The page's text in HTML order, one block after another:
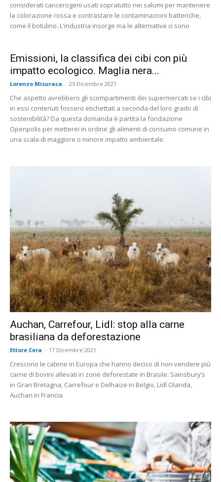
considerati cancerogeni usati sopratutto nei salumi per mantenere
la colorazione rossa e contrastare le contaminazioni batteriche,
come il botulino. L'industria insorge ma le alternative ci sono
Emissioni, la classifica dei cibi con più
impatto ecologico. Maglia nera...
Lorenzo Misuraca - 25 Dicembre 2021
Che aspetto avrebbero gli scompartimenti dei supermercati se i cibi
in essi contenuti fossero etichettati a seconda del loro grado di
sostenibilità? Da questa domanda è partita la fondazione
Openpolis per metterei in ordine gli alimenti di consumo comune in
una scala di maggiore o minore impatto ambientale.
Auchan, Carrefour, Lidl: stop alla carne
brasiliana da deforestazione
Ettore Cera - 17 Dicembre 2021
Crescono le catene in Europa che hanno deciso di non vendere più
carne di bovini allevati in zone deforestate in Brasile: Sainsbury’s
in Gran Bretagna, Carrefour e Delhaize in Belgio, Lidl Olanda,
Auchan in Francia